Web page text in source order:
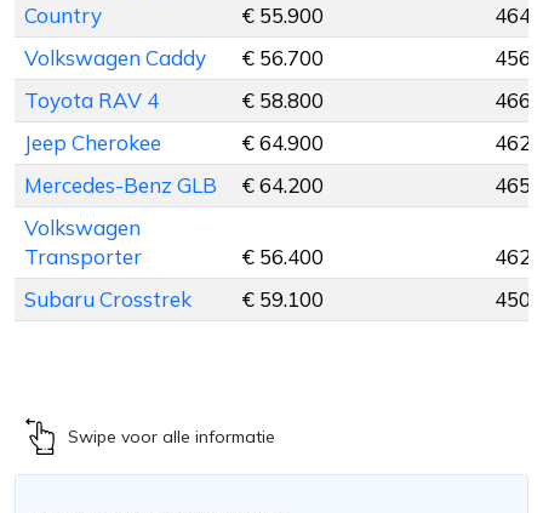
Country
€ 55.900
464
Volkswagen Caddy
€ 56.700
456
Toyota RAV 4
€ 58.800
466
Jeep Cherokee
€ 64.900
462
Mercedes-Benz GLB
€ 64.200
465
Volkswagen
Transporter
€ 56.400
462
Subaru Crosstrek
€ 59.100 450
Swipe voor alle informatie